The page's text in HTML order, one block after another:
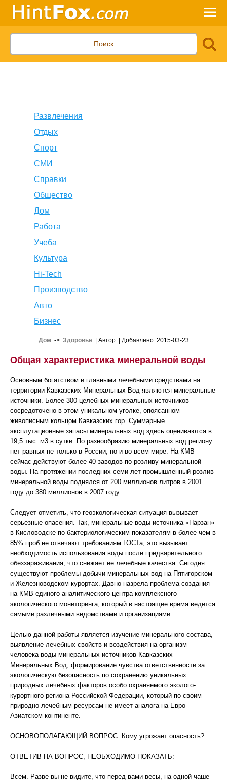
Развлечения
Отдых
Спорт
СМИ
Справки
Общество
Дом
Работа
Учеба
Культура
Hi-Tech
Производство
Авто
Бизнес
Дом -> Здоровье| Автор: | Добавлено: 2015-03-23
Общая характеристика минеральной воды
Основным богатством и главными лечебными средствами на
территории Кавказских Минеральных Вод являются минеральные
источники. Более 300 целебных минеральных источников
сосредоточено в этом уникальном уголке, опоясанном
живописным кольцом Кавказских гор. Суммарные
эксплутационные запасы минеральных вод здесь оцениваются в
19,5 тыс. м3 в сутки. По разнообразию минеральных вод региону
нет равных не только в России, но и во всем мире. На КМВ
сейчас действуют более 40 заводов по розливу минеральной
воды. На протяжении последних семи лет промышленный розлив
минеральной воды поднялся от 200 миллионов литров в 2001
году до 380 миллионов в 2007 году.
Следует отметить, что геоэкологическая ситуация вызывает
серьезные опасения. Так, минеральные воды источника «Нарзан»
в Кисловодске по бактериологическим показателям в более чем в
85% проб не отвечают требованиям ГОСТа; это вызывает
необходимость использования воды после предварительного
обеззараживания, что снижает ее лечебные качества. Сегодня
существуют проблемы добычи минеральных вод на Пятигорском
и Железноводском курортах. Давно назрела проблема создания
на КМВ единого аналитического центра комплексного
экологического мониторинга, который в настоящее время ведется
самыми различными ведомствами и организациями.
Целью данной работы является изучение минерального состава,
выявление лечебных свойств и воздействия на организм
человека воды минеральных источников Кавказских
Минеральных Вод, формирование чувства ответственности за
экологическую безопасность по сохранению уникальных
природных лечебных факторов особо охраняемого эколого-
курортного региона Российской Федерации, который по своим
природно-лечебным ресурсам не имеет аналога на Евро-
Азиатском континенте.
ОСНОВОПОЛАГАЮЩИЙ ВОПРОС: Кому угрожает опасность?
ОТВЕТИВ НА ВОПРОС, НЕОБХОДИМО ПОКАЗАТЬ:
Всем. Разве вы не видите, что перед вами весы, на одной чаше